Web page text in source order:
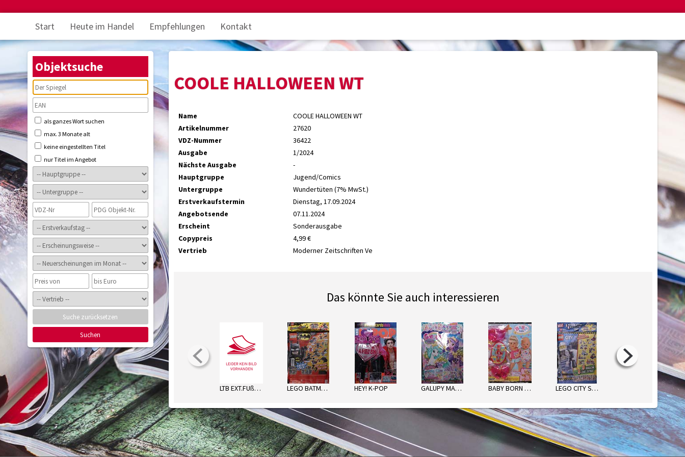
Start Heute im Handel Empfehlungen Kontakt
Objektsuche
als ganzes Wort suchen
max. 3 Monate alt
keine eingestellten Titel
nur Titel im Angebot
Suche zurücksetzen
Suchen
COOLE HALLOWEEN WT
Name
COOLE HALLOWEEN WT
Artikelnummer
27620
VDZ-Nummer
36422
Ausgabe
1/2024
Nächste Ausgabe
-
Hauptgruppe
Jugend/Comics
Untergruppe
Wundertüten (7% MwSt.)
Erstverkaufstermin
Dienstag, 17.09.2024
Angebotsende
07.11.2024
Erscheint
Sonderausgabe
Copypreis
4,99 €
Vertrieb
Moderner Zeitschriften Ve
Das könnte Sie auch interessieren
LTB EXT.FUßBALL SORT. LEGO BATMAN ENERGY PACK HEY! K-POP GALUPY MAGAZIN BABY BORN SOMMER-SPAß LEGO CITY STARKE POLIZEI-ACTIO LEGO TECHNIC
next